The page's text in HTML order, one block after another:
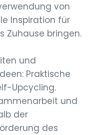
von
Inspiration für
Zuhause bringen.
und
Praktische
Upcycling.
und
der
des